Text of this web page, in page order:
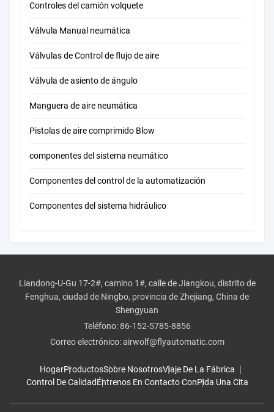
Controles del camión volquete
Válvula Manual neumática
Válvulas de Control de flujo de aire
Válvula de asiento de ángulo
Manguera de aire neumática
Pistolas de aire comprimido Blow
componentes del sistema neumático
Componentes del control de la automatización
Componentes del sistema hidráulico
Liandong-U-Gu 17-2#, camino 1#, calle de Jiangkou, distrito de
Fenghua, ciudad de Ningbo, provincia de Zhejiang, China de
Shengyuan
Teléfono:86-152-5785-8856
Correo electrónico:airwolf@flyautomatic.com
HogarProductosSobre NosotrosViaje De La Fábrica
Control De CalidadÉntrenos En Contacto ConPida Una Cita